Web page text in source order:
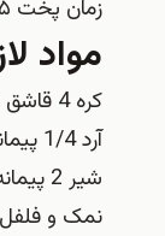
زمان پخت ۱۵ دقیقه
مواد
کره 4 قاشق غذا خوری
آرد 1/4 پیمانه
شیر 2 پیمانه
نمک و فلفل